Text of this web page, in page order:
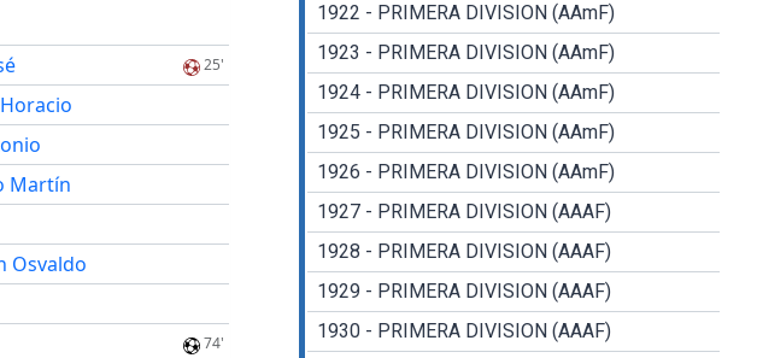
25'
Martín
Osvaldo
74'
1922 - PRIMERA DIVISION (AAmF)
1923 - PRIMERA DIVISION (AAmF)
1924 - PRIMERA DIVISION (AAmF)
1925 - PRIMERA DIVISION (AAmF)
1926 - PRIMERA DIVISION (AAmF)
1927 - PRIMERA DIVISION (AAAF)
1928 - PRIMERA DIVISION (AAAF)
1929 - PRIMERA DIVISION (AAAF)
1930 - PRIMERA DIVISION (AAAF)